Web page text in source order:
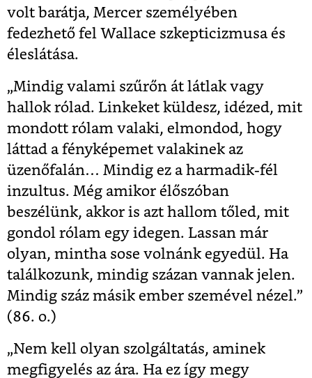
volt barátja, Mercer személyében
fedezhető fel Wallace szkepticizmusa és
éleslátása.
„Mindig valami szűrőn át látlak vagy
hallok rólad. Linkeket küldesz, idézed, mit
mondott rólam valaki, elmondod, hogy
láttad a fényképemet valakinek az
üzenőfalán… Mindig ez a harmadik-fél
inzultus. Még amikor élőszóban
beszélünk, akkor is azt hallom tőled, mit
gondol rólam egy idegen. Lassan már
olyan, mintha sose volnánk egyedül. Ha
találkozunk, mindig százan vannak jelen.
Mindig száz másik ember szemével nézel.”
(86. o.)
„Nem kell olyan szolgáltatás, aminek
megfigyelés az ára. Ha ez így megy